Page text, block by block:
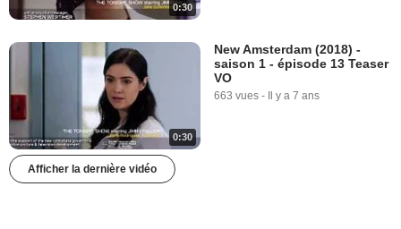
0:30
0:30
New Amsterdam (2018) -
saison 1 - épisode 13 Teaser
VO
663 vues - Il y a 7 ans
Afficher la dernière vidéo